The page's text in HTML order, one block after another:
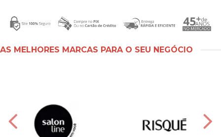
AS MELHORES MARCAS PARA O SEU NEGÓCIO